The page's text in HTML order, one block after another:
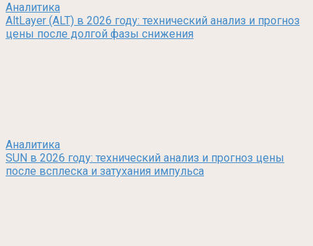
Аналитика
AltLayer (ALT) в 2026 году: технический анализ и прогноз
цены после долгой фазы снижения
Аналитика
SUN в 2026 году: технический анализ и прогноз цены
после всплеска и затухания импульса